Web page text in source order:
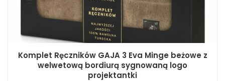
Komplet Ręczników GAJA 3 Eva Minge beżowe z
welwetową bordiurą sygnowaną logo
projektantki